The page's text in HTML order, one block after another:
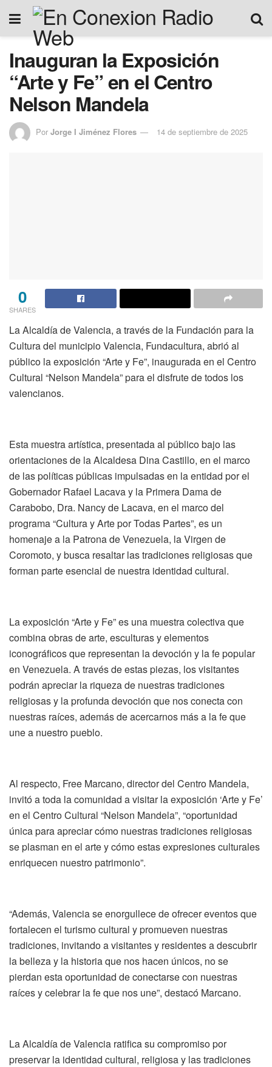
Inauguran la Exposición
“Arte y Fe” en el Centro
Nelson Mandela
Por Jorge I Jiménez Flores 14 de septiembre de 2025
0
SHARES
La Alcaldía de Valencia, a través de la Fundación para la
Cultura del municipio Valencia, Fundacultura, abrió al
público la exposición “Arte y Fe”, inaugurada en el Centro
Cultural “Nelson Mandela” para el disfrute de todos los
valencianos.
Esta muestra artística, presentada al público bajo las
orientaciones de la Alcaldesa Dina Castillo, en el marco
de las políticas públicas impulsadas en la entidad por el
Gobernador Rafael Lacava y la Primera Dama de
Carabobo, Dra. Nancy de Lacava, en el marco del
programa “Cultura y Arte por Todas Partes”, es un
homenaje a la Patrona de Venezuela, la Virgen de
Coromoto, y busca resaltar las tradiciones religiosas que
forman parte esencial de nuestra identidad cultural.
La exposición “Arte y Fe” es una muestra colectiva que
combina obras de arte, esculturas y elementos
iconográficos que representan la devoción y la fe popular
en Venezuela. A través de estas piezas, los visitantes
podrán apreciar la riqueza de nuestras tradiciones
religiosas y la profunda devoción que nos conecta con
nuestras raíces, además de acercarnos más a la fe que
une a nuestro pueblo.
Al respecto, Free Marcano, director del Centro Mandela,
invitó a toda la comunidad a visitar la exposición ‘Arte y Fe’
en el Centro Cultural “Nelson Mandela”, “oportunidad
única para apreciar cómo nuestras tradiciones religiosas
se plasman en el arte y cómo estas expresiones culturales
enriquecen nuestro patrimonio”.
“Además, Valencia se enorgullece de ofrecer eventos que
fortalecen el turismo cultural y promueven nuestras
tradiciones, invitando a visitantes y residentes a descubrir
la belleza y la historia que nos hacen únicos, no se
pierdan esta oportunidad de conectarse con nuestras
raíces y celebrar la fe que nos une”, destacó Marcano.
La Alcaldía de Valencia ratifica su compromiso por
preservar la identidad cultural, religiosa y las tradiciones